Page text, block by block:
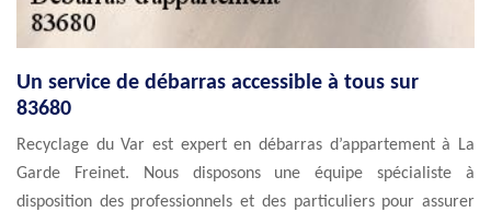
Un service de débarras accessible à tous sur
83680
Recyclage du Var est expert en débarras d’appartement à La
Garde Freinet. Nous disposons une équipe spécialiste à
disposition des professionnels et des particuliers pour assurer